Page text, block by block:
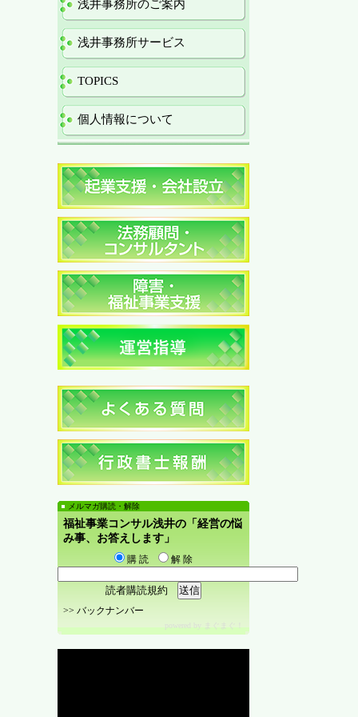
浅井事務所のご案内
浅井事務所サービス
TOPICS
個人情報について
メルマガ購読・解除
福祉事業コンサル浅井の「経営の悩
み事、お答えします」
購 読 解 除
読者購読規約
>> バックナンバー